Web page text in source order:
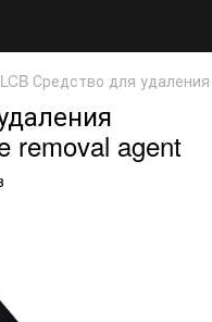
Средство для
removal agent